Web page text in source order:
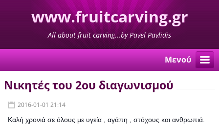
www.fruitcarving.gr
All about fruit carving...by Pavel Pavlidis
Μενού
Νικητές του 2ου διαγωνισμού
2016-01-01 21:14
Καλή χρονιά σε όλους με υγεία , αγάπη , στόχους και ανθρωπιά.